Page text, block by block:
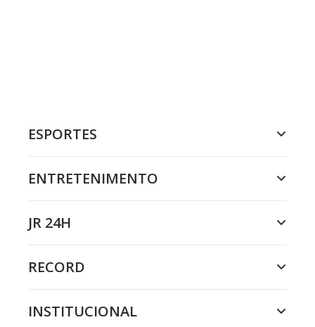
ESPORTES
ENTRETENIMENTO
JR 24H
RECORD
INSTITUCIONAL